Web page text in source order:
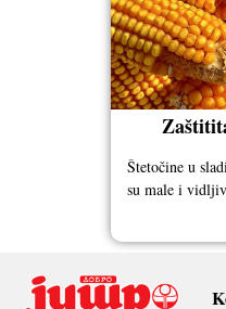
Štetočine u
su male i